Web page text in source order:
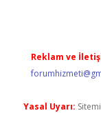
Reklam ve
Yasal Uyarı: